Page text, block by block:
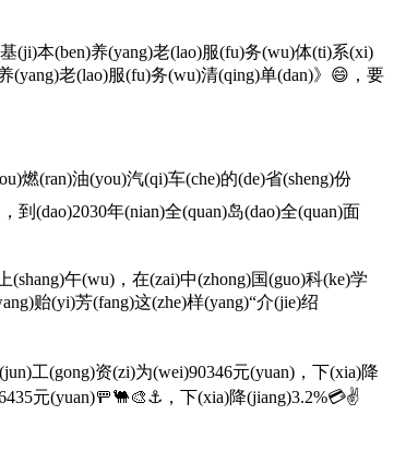
(ji)本(ben)养(yang)老(lao)服(fu)务(wu)体(ti)系(xi)
(yang)老(lao)服(fu)务(wu)清(qing)单(dan)》😄，要
燃(ran)油(you)汽(qi)车(che)的(de)省(sheng)份
到(dao)2030年(nian)全(quan)岛(dao)全(quan)面
午(wu)，在(zai)中(zhong)国(guo)科(ke)学
贻(yi)芳(fang)这(zhe)样(yang)“介(jie)绍
工(gong)资(zi)为(wei)90346元(yuan)，下(xia)降
元(yuan)🚥🐫🎨⚓，下(xia)降(jiang)3.2%💳✌